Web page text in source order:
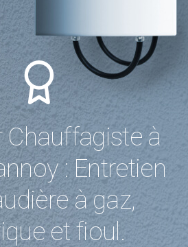
à
: Entretien
à gaz,
et fioul.